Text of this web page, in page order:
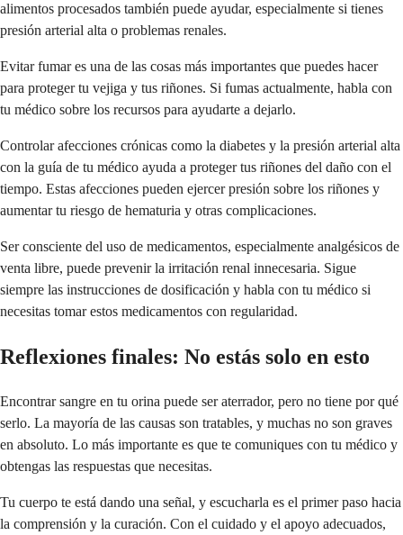
alimentos procesados también puede ayudar, especialmente si tienes
presión arterial alta o problemas renales.
Evitar fumar es una de las cosas más importantes que puedes hacer
para proteger tu vejiga y tus riñones. Si fumas actualmente, habla con
tu médico sobre los recursos para ayudarte a dejarlo.
Controlar afecciones crónicas como la diabetes y la presión arterial alta
con la guía de tu médico ayuda a proteger tus riñones del daño con el
tiempo. Estas afecciones pueden ejercer presión sobre los riñones y
aumentar tu riesgo de hematuria y otras complicaciones.
Ser consciente del uso de medicamentos, especialmente analgésicos de
venta libre, puede prevenir la irritación renal innecesaria. Sigue
siempre las instrucciones de dosificación y habla con tu médico si
necesitas tomar estos medicamentos con regularidad.
Reflexiones finales: No estás solo en esto
Encontrar sangre en tu orina puede ser aterrador, pero no tiene por qué
serlo. La mayoría de las causas son tratables, y muchas no son graves
en absoluto. Lo más importante es que te comuniques con tu médico y
obtengas las respuestas que necesitas.
Tu cuerpo te está dando una señal, y escucharla es el primer paso hacia
la comprensión y la curación. Con el cuidado y el apoyo adecuados,